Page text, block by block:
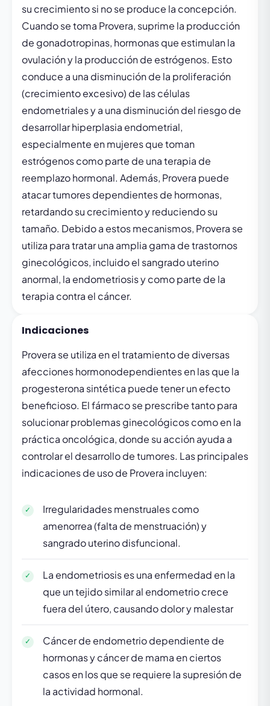
su crecimiento si no se produce la concepción.
Cuando se toma Provera, suprime la producción
de gonadotropinas, hormonas que estimulan la
ovulación y la producción de estrógenos. Esto
conduce a una disminución de la proliferación
(crecimiento excesivo) de las células
endometriales y a una disminución del riesgo de
desarrollar hiperplasia endometrial,
especialmente en mujeres que toman
estrógenos como parte de una terapia de
reemplazo hormonal. Además, Provera puede
atacar tumores dependientes de hormonas,
retardando su crecimiento y reduciendo su
tamaño. Debido a estos mecanismos, Provera se
utiliza para tratar una amplia gama de trastornos
ginecológicos, incluido el sangrado uterino
anormal, la endometriosis y como parte de la
terapia contra el cáncer.
Indicaciones
Provera se utiliza en el tratamiento de diversas
afecciones hormonodependientes en las que la
progesterona sintética puede tener un efecto
beneficioso. El fármaco se prescribe tanto para
solucionar problemas ginecológicos como en la
práctica oncológica, donde su acción ayuda a
controlar el desarrollo de tumores. Las principales
indicaciones de uso de Provera incluyen:
Irregularidades menstruales como
amenorrea (falta de menstruación) y
sangrado uterino disfuncional.
La endometriosis es una enfermedad en la
que un tejido similar al endometrio crece
fuera del útero, causando dolor y malestar
Cáncer de endometrio dependiente de
hormonas y cáncer de mama en ciertos
casos en los que se requiere la supresión de
la actividad hormonal.